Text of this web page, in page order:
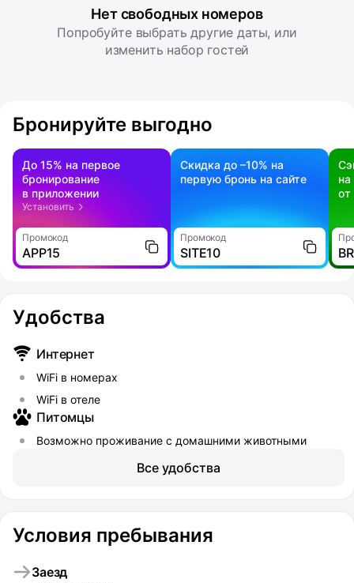
Нет свободных номеров
Попробуйте выбрать другие даты, или
изменить набор гостей
Бронируйте выгодно
До 15% на первое
бронирование
в приложении
Установить
Промокод
APP15
Скидка до –10% на
первую бронь на сайте
Промокод
SITE10
на
Удобства
Интернет
WiFi в номерах
WiFi в отеле
Питомцы
Возможно проживание с домашними животными
Все удобства
Условия пребывания
Заезд